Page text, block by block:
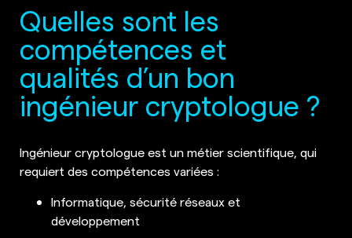
Quelles sont les
compétences et
qualités d’un bon
ingénieur cryptologue ?
Ingénieur cryptologue est un métier scientifique, qui
requiert des compétences variées :
Informatique, sécurité réseaux et
développement